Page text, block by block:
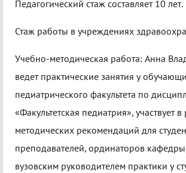
Педагогический стаж составляет 10 лет.
Стаж работы в учреждениях
Учебно-методическая работа: Анна
ведет практические занятия у
педиатрического факультета по
«Факультетская педиатрия», участвует
методических рекомендаций для
преподавателей, ординаторов
вузовским руководителем практики у